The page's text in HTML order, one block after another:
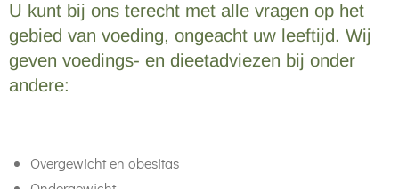
U kunt bij ons terecht met alle vragen op het
gebied van voeding, ongeacht uw leeftijd. Wij
geven voedings- en dieetadviezen bij onder
andere:
Overgewicht en obesitas